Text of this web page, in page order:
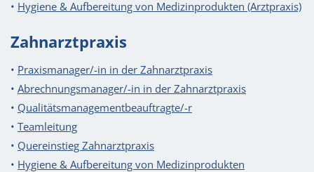
• Hygiene & Aufbereitung von Medizinprodukten (Arztpraxis)
Zahnarztpraxis
• Praxismanager/-in in der Zahnarztpraxis
• Abrechnungsmanager/-in in der Zahnarztpraxis
• Qualitätsmanagement­beauftragte/-r
• Teamleitung
• Quereinstieg Zahnarztpraxis
• Hygiene & Aufbereitung von Medizinprodukten